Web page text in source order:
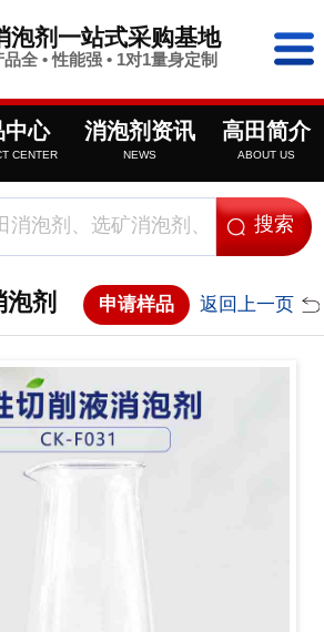
泡剂一站式采购基地
品全 • 性能强 • 1对1量身定制
中心
CENTER
消泡剂资讯
NEWS
高田简介
ABOUT US
剂 申请样品 返回上一页